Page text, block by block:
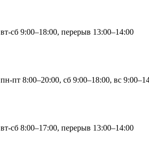
вт-сб 9:00–18:00, перерыв 13:00–14:00
пн-пт 8:00–20:00, сб 9:00–18:00, вс
вт-сб 8:00–17:00, перерыв 13:00–14:00